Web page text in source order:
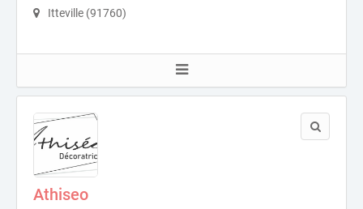
Itteville (91760)
Athiseo